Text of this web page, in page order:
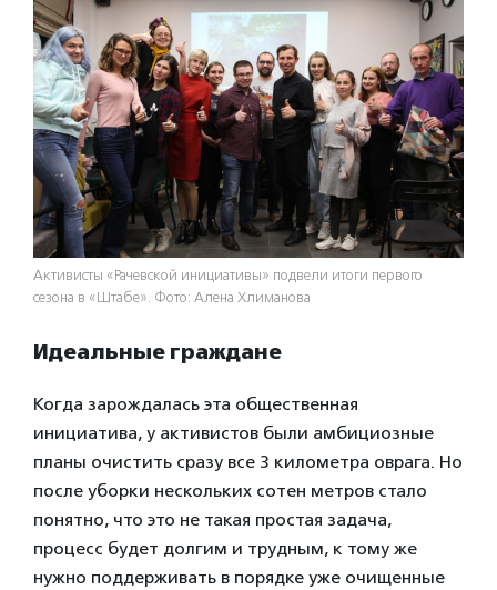
Активисты «Рачевской инициативы» подвели итоги первого
сезона в «Штабе». Фото: Алена Хлиманова
Идеальные граждане
Когда зарождалась эта общественная
инициатива, у активистов были амбициозные
планы очистить сразу все 3 километра оврага. Но
после уборки нескольких сотен метров стало
понятно, что это не такая простая задача,
процесс будет долгим и трудным, к тому же
нужно поддерживать в порядке уже очищенные